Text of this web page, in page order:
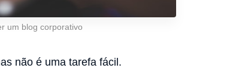
um blog corporativo
não é uma tarefa fácil.